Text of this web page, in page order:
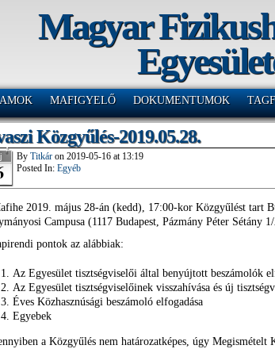
Magyar
MAFIGYELŐ DOKUMENTUMOK
Közgyűlés-2019.05.28.
ByTitkár on2019-05-16 at 13:19
Posted In:Egyéb
2019. május 28-án (kedd), 17:00-kor Közgyűlést tart
Campusa (1117 Budapest, Pázmány Péter Sétány
pontok az alábbiak:
Az Egyesület tisztségviselői által benyújtott beszámolók
Az Egyesület tisztségviselőinek visszahívása és új
Éves Közhasznúsági beszámoló elfogadása
Egyebek
a Közgyűlés nem határozatképes, úgy Megismételt